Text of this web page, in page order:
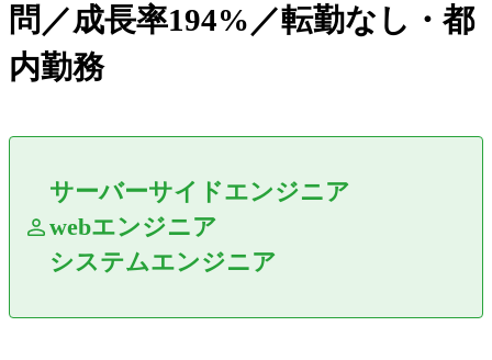
問／成長率194%／転勤なし・都
内勤務
サーバーサイドエンジニア
webエンジニア
システムエンジニア